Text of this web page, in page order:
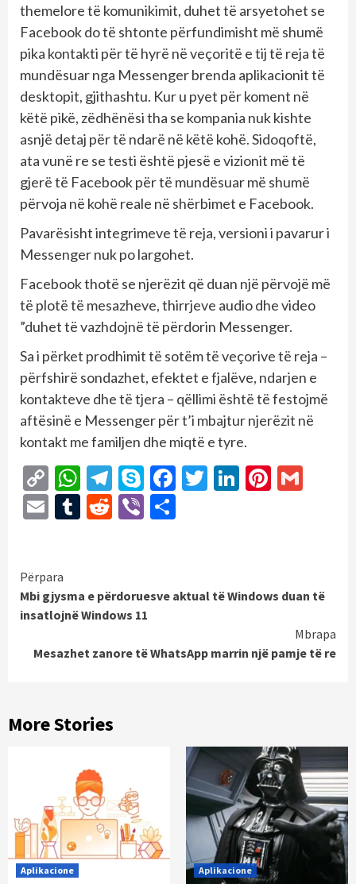
themelore të komunikimit, duhet të arsyetohet se
Facebook do të shtonte përfundimisht më shumë
pika kontakti për të hyrë në veçoritë e tij të reja të
mundësuar nga Messenger brenda aplikacionit të
desktopit, gjithashtu. Kur u pyet për koment në
këtë pikë, zëdhënësi tha se kompania nuk kishte
asnjë detaj për të ndarë në këtë kohë. Sidoqoftë,
ata vunë re se testi është pjesë e vizionit më të
gjerë të Facebook për të mundësuar më shumë
përvoja në kohë reale në shërbimet e Facebook.
Pavarësisht integrimeve të reja, versioni i pavarur i
Messenger nuk po largohet.
Facebook thotë se njerëzit që duan një përvojë më
të plotë të mesazheve, thirrjeve audio dhe video
”duhet të vazhdojnë të përdorin Messenger.
Sa i përket prodhimit të sotëm të veçorive të reja –
përfshirë sondazhet, efektet e fjalëve, ndarjen e
kontakteve dhe të tjera – qëllimi është të festojmë
aftësinë e Messenger për t’i mbajtur njerëzit në
kontakt me familjen dhe miqtë e tyre.
Copy
Link
WhatsApp
Telegram
SkypeFacebook
Twitter
LinkedIn
EmailTumblr
Reddit
Viber
Continue
Reading
Përpara
Mbi gjysma e përdoruesve aktual të Windows duan të
insatlojnë Windows 11
Mbrapa
Mesazhet zanore të WhatsApp marrin një pamje të re
More Stories
Aplikacione Aplikacione